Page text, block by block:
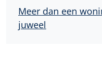
Meer dan een
juweel